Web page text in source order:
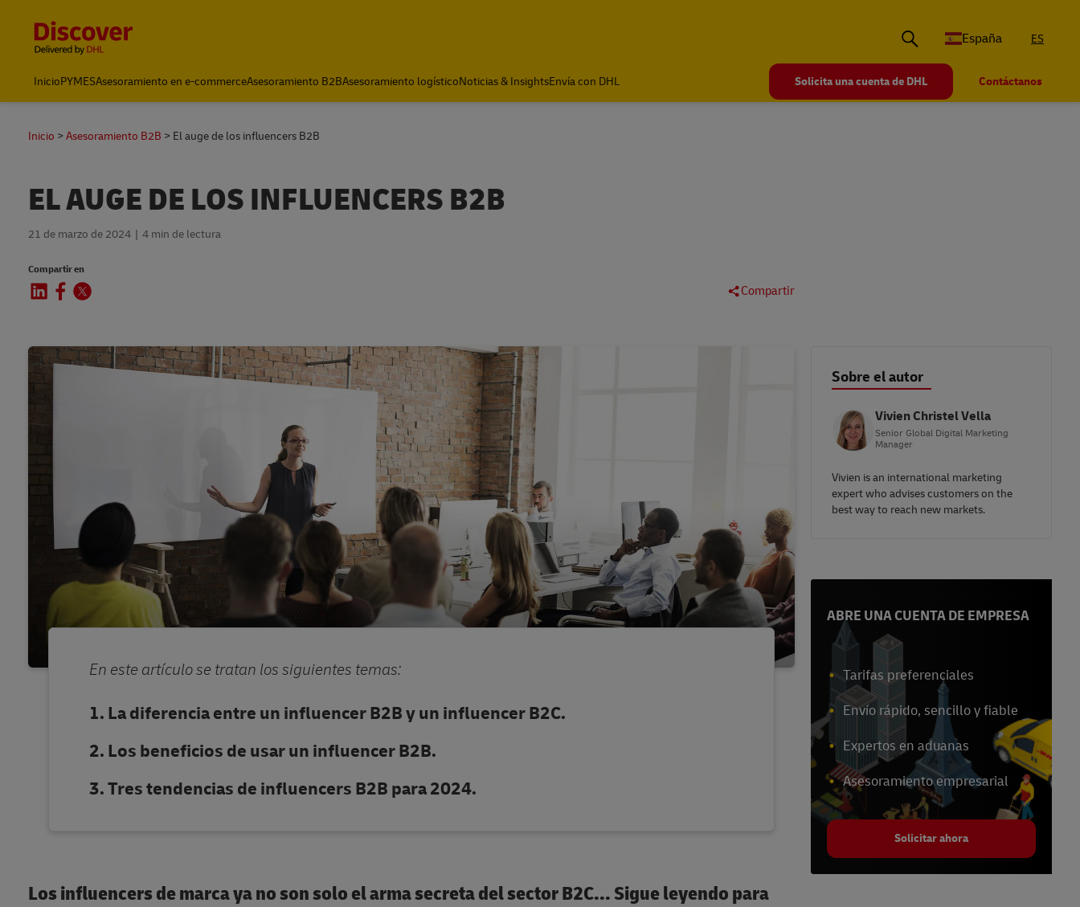
España
ES
InicioPYMESAsesoramiento en e-commerceAsesoramiento B2BAsesoramiento logísticoNoticias & InsightsEnvía con DHL Solicita una cuenta de DHL Contáctanos
Inicio Asesoramiento B2B El auge de los influencers B2B
EL AUGE DE LOS INFLUENCERS B2B
21 de marzo de 2024 4 min de lectura
Compartir en
Compartir
En este artículo se tratan los siguientes temas:
La diferencia entre un influencer B2B y un influencer B2C.
Los beneficios de usar un influencer B2B.
Tres tendencias de influencers B2B para 2024.
Los influencers de marca ya no son solo el arma secreta del sector B2C... Sigue leyendo para
Sobre el autor
Vivien Christel Vella
Senior Global Digital Marketing
Manager
Vivien is an international marketing
expert who advises customers on the
best way to reach new markets.
ABRE UNA CUENTA DE EMPRESA
Tarifas preferenciales
Envío rápido, sencillo y fiable
Expertos en aduanas
Asesoramiento empresarial
Solicitar ahora